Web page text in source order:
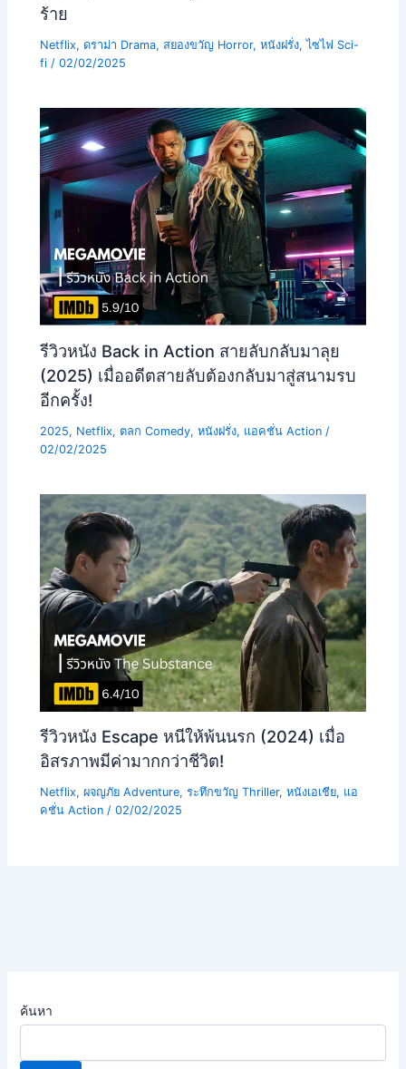
ร้าย
Netflix,ดราม่า Drama,สยองขวัญ Horror,หนังฝรั่ง,ไซไฟ Sci-
fi /02/02/2025
รีวิวหนัง Back in Action สายลับกลับมาลุย
(2025) เมื่ออดีตสายลับต้องกลับมาสู่สนามรบ
อีกครั้ง!
2025, Netflix, ตลก Comedy,หนังฝรั่ง, แอคชั่น Action /
02/02/2025
รีวิวหนัง Escape หนีให้พ้นนรก (2024) เมื่อ
อิสรภาพมีค่ามากกว่าชีวิต!
Netflix,ผจญภัย Adventure,ระทึกขวัญ Thriller,หนังเอเชีย, แอ
คชั่น Action /02/02/2025
ค้นหา